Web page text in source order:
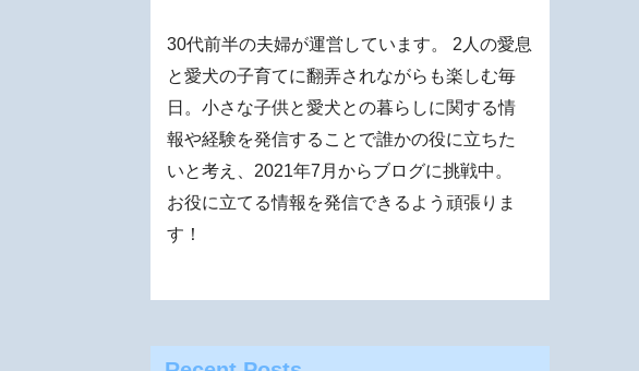
30代前半の夫婦が運営しています。 2人の愛息
と愛犬の子育てに翻弄されながらも楽しむ毎
日。小さな子供と愛犬との暮らしに関する情
報や経験を発信することで誰かの役に立ちた
いと考え、2021年7月からブログに挑戦中。
お役に立てる情報を発信できるよう頑張りま
す！